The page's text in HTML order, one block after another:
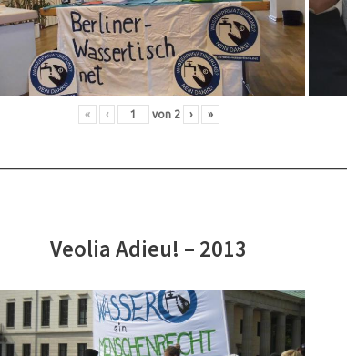
« ‹ von 2 › »
Veolia Adieu! – 2013